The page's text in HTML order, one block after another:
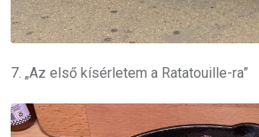
7. „Az első kísérletem a Ratatouille-ra”